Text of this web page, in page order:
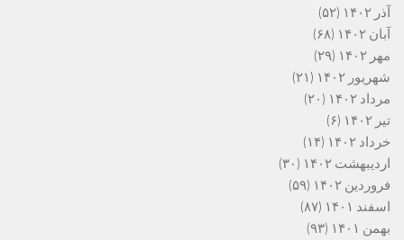
آذر ۱۴۰۲
(۵۲)
آبان ۱۴۰۲
(۶۸)
مهر ۱۴۰۲
(۲۹)
شهریور ۱۴۰۲
(۲۱)
مرداد ۱۴۰۲
(۲۰)
تیر ۱۴۰۲
(۶)
خرداد ۱۴۰۲
(۱۴)
اردیبهشت ۱۴۰۲
(۳۰)
فروردین ۱۴۰۲
(۵۹)
اسفند ۱۴۰۱
(۸۷)
بهمن ۱۴۰۱
(۹۳)